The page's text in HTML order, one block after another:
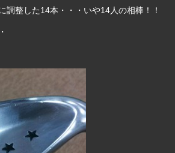
調整した14本・・・いや14人の相棒！！